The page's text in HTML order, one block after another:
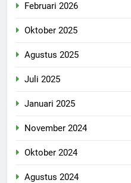
Februari 2026
Oktober 2025
Agustus 2025
Juli 2025
Januari 2025
November 2024
Oktober 2024
Agustus 2024